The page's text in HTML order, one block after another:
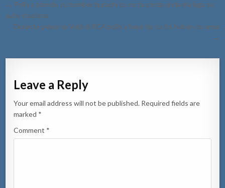
Post
navigation
← Polis a atende cu homber burachi cu no ta corda unda ela laga su
auto staciona
Durante pelea na Veld di RCA polis a haya tip cu tin hoben cu arma
→
Leave a Reply
Your email address will not be published. Required fields are
marked *
Comment *